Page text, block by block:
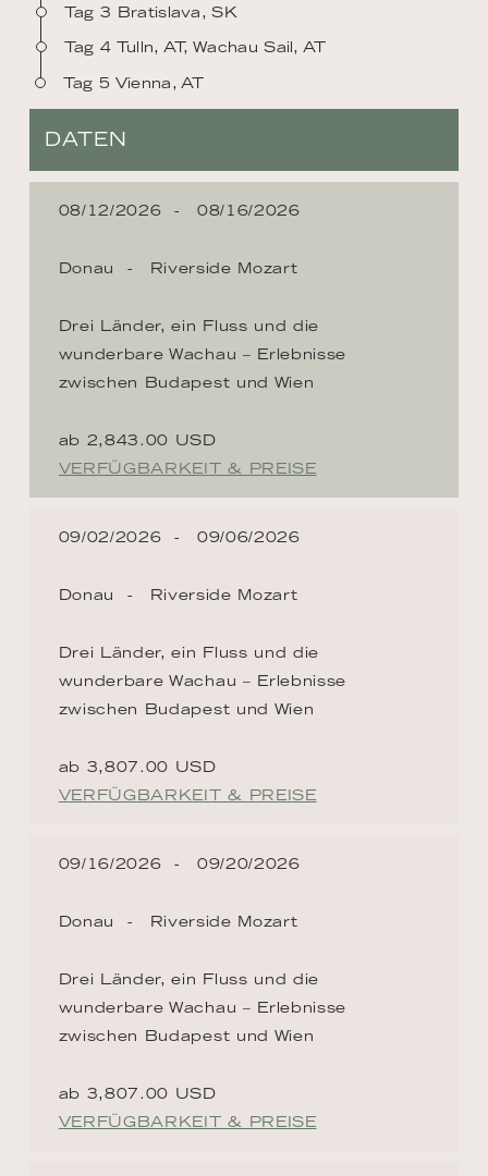
Tag 3 Bratislava, SK
Tag 4 Tulln, AT, Wachau Sail, AT
Tag 5 Vienna, AT
DATEN
08/12/2026 08/16/2026
Donau Riverside Mozart
Drei Länder, ein Fluss und die
wunderbare Wachau – Erlebnisse
zwischen Budapest und Wien
ab 2,843.00 USD
VERFÜGBARKEIT & PREISE
09/02/2026 09/06/2026
Donau Riverside Mozart
Drei Länder, ein Fluss und die
wunderbare Wachau – Erlebnisse
zwischen Budapest und Wien
ab 3,807.00 USD
VERFÜGBARKEIT & PREISE
09/16/2026 09/20/2026
Donau Riverside Mozart
Drei Länder, ein Fluss und die
wunderbare Wachau – Erlebnisse
zwischen Budapest und Wien
ab 3,807.00 USD
VERFÜGBARKEIT & PREISE